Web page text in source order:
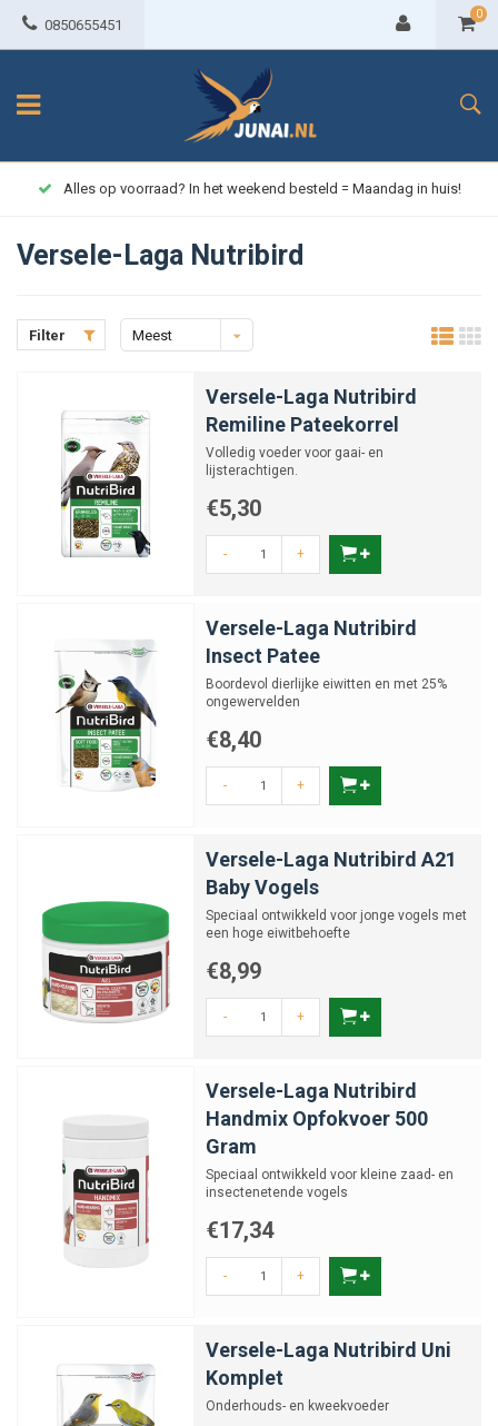
0850655451
0
op voorraad? In het weekend besteld = Maandag in huis!
Versele-Laga Nutribird
Filter
Meest
Versele-Laga Nutribird
Remiline Pateekorrel
Volledig voeder voor gaai- en
lijsterachtigen.
€5,30
- +
Versele-Laga Nutribird
Insect Patee
Boordevol dierlijke eiwitten en met 25%
ongewervelden
€8,40
- +
Versele-Laga Nutribird A21
Baby Vogels
Speciaal ontwikkeld voor jonge vogels met
een hoge eiwitbehoefte
€8,99
- +
Versele-Laga Nutribird
Handmix Opfokvoer 500
Gram
Speciaal ontwikkeld voor kleine zaad- en
insectenetende vogels
€17,34
- +
Versele-Laga Nutribird Uni
Komplet
Onderhouds- en kweekvoeder